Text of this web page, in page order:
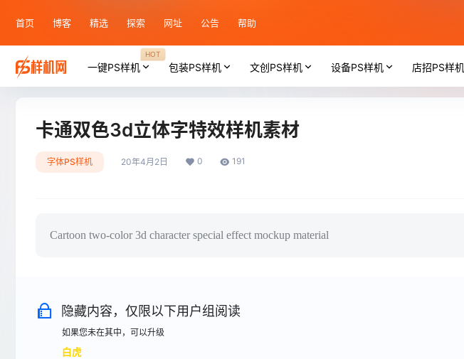
首页 博客 精选 探索 网址 公告 帮助
一键PS样机
HOT
包装PS样机 文创PS样机 设备PS样机 店招PS样机
卡通双色3d立体字特效样机素材
字体PS样机 20年4月2日 0 191
Cartoon two-color 3d character special effect mockup material
隐藏内容，仅限以下用户组阅读
如果您未在其中，可以升级
白虎